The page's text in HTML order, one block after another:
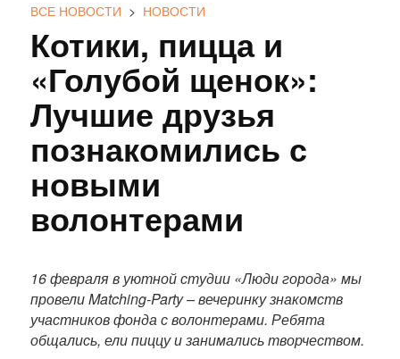
ВСЕ НОВОСТИ > НОВОСТИ
Котики, пицца и
«Голубой щенок»:
Лучшие друзья
познакомились с
новыми
волонтерами
л
н
ы
й
16 февраля в уютной студии «Люди города» мы
провели Matching-Party – вечеринку знакомств
участников фонда с волонтерами. Ребята
общались, ели пиццу и занимались творчеством.